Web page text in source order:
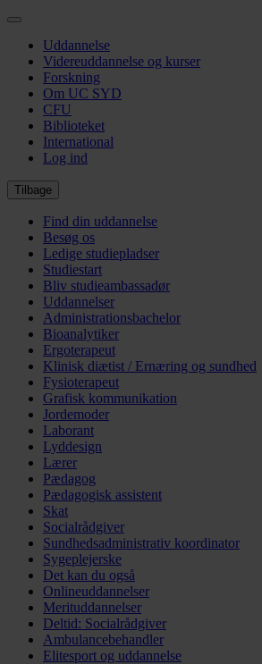
Gå
hovedindhold
Uddannelse
Videreuddannelse og kurser
Forskning
Om UC SYD
CFU
Biblioteket
International
Log ind
Tilbage
Find din uddannelse
Besøg os
Ledige studiepladser
Studiestart
Bliv studieambassadør
Uddannelser
Administrationsbachelor
Bioanalytiker
Ergoterapeut
Klinisk diætist / Ernæring og sundhed
Fysioterapeut
Grafisk kommunikation
Jordemoder
Laborant
Lyddesign
Lærer
Pædagog
Pædagogisk assistent
Skat
Socialrådgiver
Sundhedsadministrativ koordinator
Sygeplejerske
Det kan du også
Onlineuddannelser
Merituddannelser
Deltid: Socialrådgiver
Ambulancebehandler
Elitesport og uddannelse